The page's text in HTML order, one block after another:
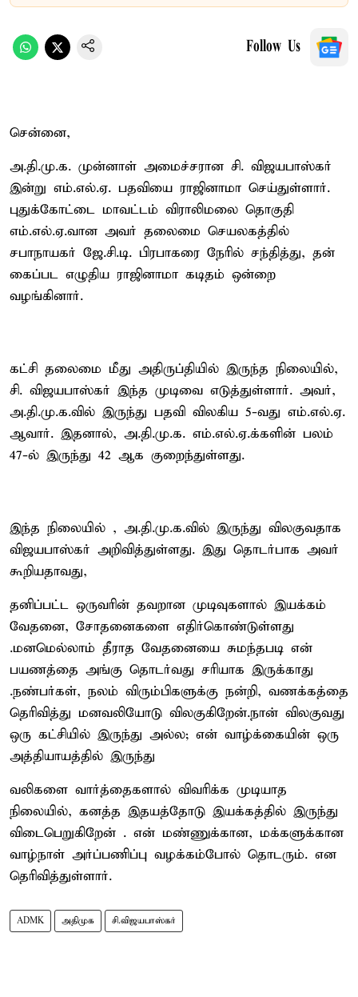
Follow Us
சென்னை,
அ.தி.மு.க. முன்னாள் அமைச்சரான சி. விஜயபாஸ்கர்
இன்று எம்.எல்.ஏ. பதவியை ராஜினாமா செய்துள்ளார்.
புதுக்கோட்டை மாவட்டம் விராலிமலை தொகுதி
எம்.எல்.ஏ.வான அவர் தலைமை செயலகத்தில்
சபாநாயகர் ஜே.சி.டி. பிரபாகரை நேரில் சந்தித்து, தன்
கைப்பட எழுதிய ராஜினாமா கடிதம் ஒன்றை
வழங்கினார்.
கட்சி தலைமை மீது அதிருப்தியில் இருந்த நிலையில்,
சி. விஜயபாஸ்கர் இந்த முடிவை எடுத்துள்ளார். அவர்,
அ.தி.மு.க.வில் இருந்து பதவி விலகிய 5-வது எம்.எல்.ஏ.
ஆவார். இதனால், அ.தி.மு.க. எம்.எல்.ஏ.க்களின் பலம்
47-ல் இருந்து 42 ஆக குறைந்துள்ளது.
இந்த நிலையில் , அ.தி.மு.க.வில் இருந்து விலகுவதாக
விஜயபாஸ்கர் அறிவித்துள்ளது. இது தொடர்பாக அவர்
கூறியதாவது,
தனிப்பட்ட ஒருவரின் தவறான முடிவுகளால் இயக்கம்
வேதனை, சோதனைகளை எதிர்கொண்டுள்ளது
.மனமெல்லாம் தீராத வேதனையை சுமந்தபடி என்
பயணத்தை அங்கு தொடர்வது சரியாக இருக்காது
.நண்பர்கள், நலம் விரும்பிகளுக்கு நன்றி, வணக்கத்தை
தெரிவித்து மனவலியோடு விலகுகிறேன்.நான் விலகுவது
ஒரு கட்சியில் இருந்து அல்ல; என் வாழ்க்கையின் ஒரு
அத்தியாயத்தில் இருந்து
வலிகளை வார்த்தைகளால் விவரிக்க முடியாத
நிலையில், கனத்த இதயத்தோடு இயக்கத்தில் இருந்து
விடைபெறுகிறேன் . என் மண்ணுக்கான, மக்களுக்கான
வாழ்நாள் அர்ப்பணிப்பு வழக்கம்போல் தொடரும். என
தெரிவித்துள்ளார்.
ADMK அதிமுக சி.விஜயபாஸ்கர்